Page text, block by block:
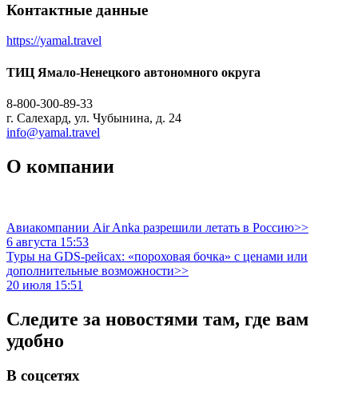
Контактные данные
https://yamal.travel
ТИЦ Ямало-Ненецкого автономного округа
8-800-300-89-33
г. Салехард, ул. Чубынина, д. 24
info@yamal.travel
О компании
Авиакомпании Air Anka разрешили летать в Россию>>
6 августа 15:53
Туры на GDS-рейсах: «пороховая бочка» с ценами или
дополнительные возможности>>
20 июля 15:51
Следите за новостями там, где вам
удобно
В соцсетях